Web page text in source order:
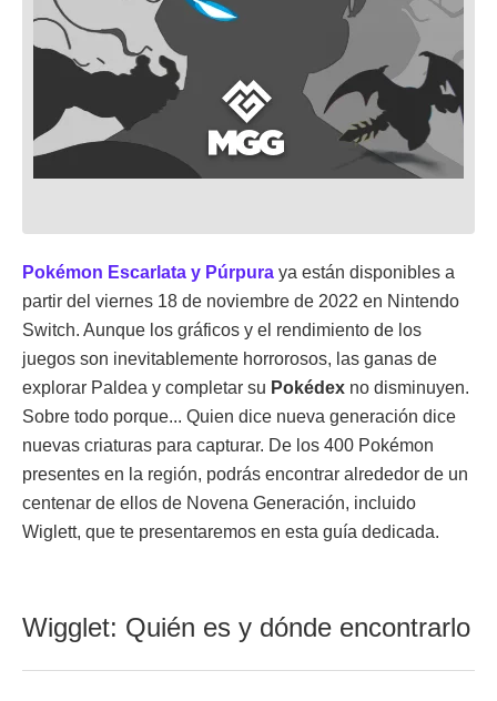
Pokémon Escarlata y Púrpura ya están disponibles a
partir del viernes 18 de noviembre de 2022 en Nintendo
Switch. Aunque los gráficos y el rendimiento de los
juegos son inevitablemente horrorosos, las ganas de
explorar Paldea y completar su Pokédex no disminuyen.
Sobre todo porque... Quien dice nueva generación dice
nuevas criaturas para capturar. De los 400 Pokémon
presentes en la región, podrás encontrar alrededor de un
centenar de ellos de Novena Generación, incluido
Wiglett, que te presentaremos en esta guía dedicada.
Wigglet: Quién es y dónde encontrarlo